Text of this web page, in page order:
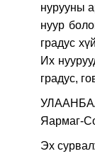
нурууны
нуур
градус
Их
градус,
Яармаг-
Эх